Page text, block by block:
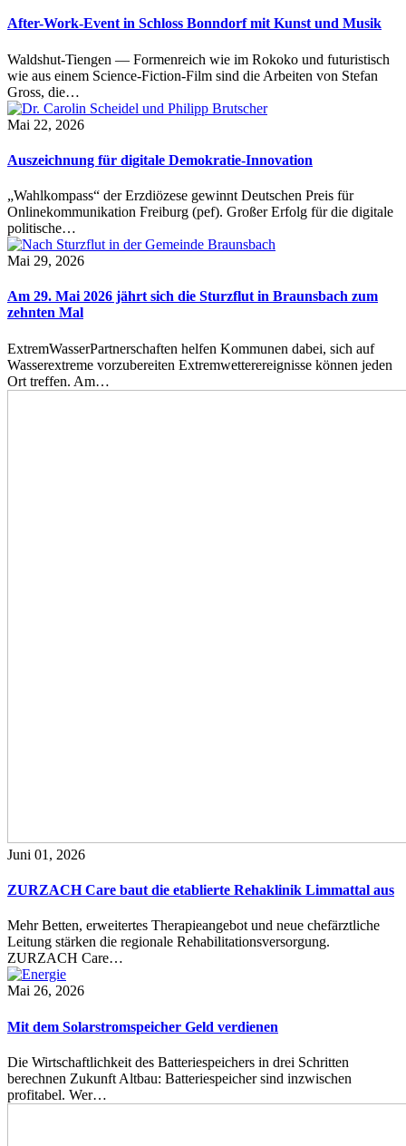
After-Work-Event in Schloss Bonndorf mit Kunst und Musik
Waldshut-Tiengen — Formenreich wie im Rokoko und futuristisch
wie aus einem Science-Fiction-Film sind die Arbeiten von Stefan
Gross, die…
Mai 22, 2026
Auszeichnung für digitale Demokratie-Innovation
„Wahlkompass“ der Erzdiözese gewinnt Deutschen Preis für
Onlinekommunikation Freiburg (pef). Großer Erfolg für die digitale
politische…
Mai 29, 2026
Am 29. Mai 2026 jährt sich die Sturzflut in Braunsbach zum
zehnten Mal
ExtremWasserPartnerschaften helfen Kommunen dabei, sich auf
Wasserextreme vorzubereiten Extremwetterereignisse können jeden
Ort treffen. Am…
Juni 01, 2026
ZURZACH Care baut die etablierte Rehaklinik Limmattal aus
Mehr Betten, erweitertes Therapieangebot und neue chefärztliche
Leitung stärken die regionale Rehabilitationsversorgung.
ZURZACH Care…
Mai 26, 2026
Mit dem Solarstromspeicher Geld verdienen
Die Wirtschaftlichkeit des Batteriespeichers in drei Schritten
berechnen Zukunft Altbau: Batteriespeicher sind inzwischen
profitabel. Wer…